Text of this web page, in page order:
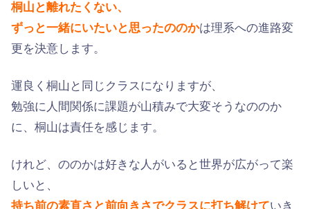
桐山と離れたくない、
ずっと一緒にいたいと思ったののかは理系への進路変
更を決意します。
運良く桐山と同じクラスになりますが、
勉強に人間関係に課題が山積みで大変そうなののか
に、桐山は責任を感じます。
けれど、ののかは好きな人がいると世界が広がって楽
しいと、
持ち前の素直さと前向きさでクラスに打ち解けていき